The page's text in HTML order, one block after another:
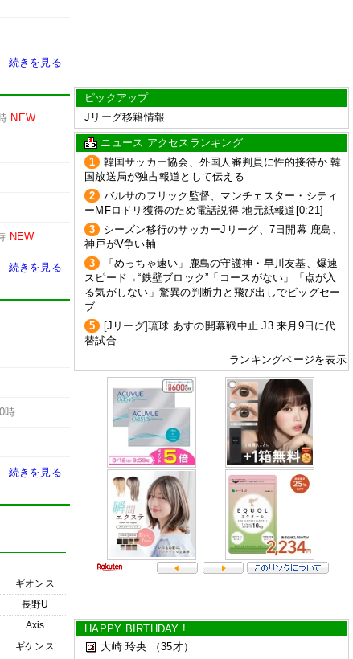
続きを見る
NEW
NEW
続きを見る
0時
続きを見る
ギオンス
長野U
Axis
ギケンス
ピックアップ
Jリーグ移籍情報
ニュース アクセスランキング
1
韓国サッカー協会、外国人審判員に性的接待か 韓
国放送局が独占報道として伝える
2
バルサのフリック監督、マンチェスター・シティ
ーMFロドリ獲得のため電話説得 地元紙報道[0:21]
3
シーズン移行のサッカーJリーグ、7日開幕 鹿島、
神戸がV争い軸
3
「めっちゃ速い」鹿島の守護神・早川友基、爆速
スピード→“鉄壁ブロック”「コースがない」「点が入
る気がしない」驚異の判断力と飛び出しでビッグセー
ブ
5
[Jリーグ]琉球 あすの開幕戦中止 J3 来月9日に代
替試合
ランキングページを表示
HAPPY BIRTHDAY !
大崎 玲央
（35才）